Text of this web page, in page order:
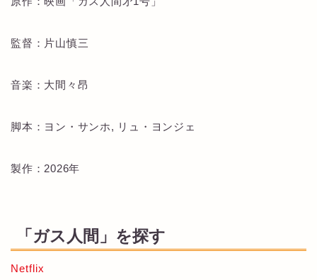
監督：片山慎三
音楽：大間々昂
脚本：ヨン・サンホ, リュ・ヨンジェ
製作：2026年
「ガス人間」を探す
Netflix